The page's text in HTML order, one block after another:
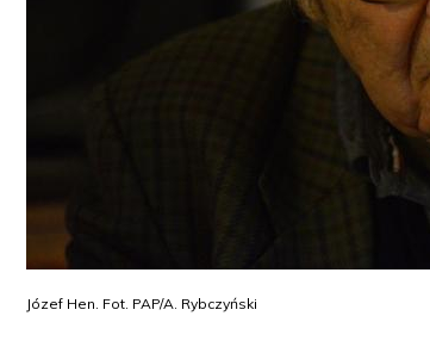
Józef Hen. Fot. PAP/A. Rybczyński